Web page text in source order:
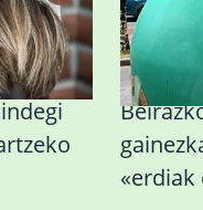
«erdiak